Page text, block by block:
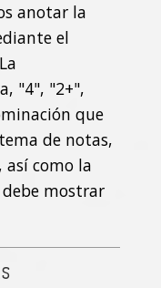
anotar la
el
"4", "2+",
que
de notas,
como la
mostrar